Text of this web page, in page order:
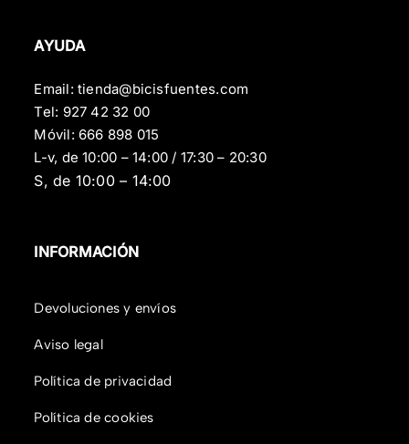
AYUDA
Email:tienda@bicisfuentes.com
Tel: 927 42 32 00
Móvil: 666 898 015
L-v, de 10:00 – 14:00 / 17:30 – 20:30
S, de 10:00 – 14:00
INFORMACIÓN
Devoluciones y envíos
Aviso legal
Política de privacidad
Política de cookies